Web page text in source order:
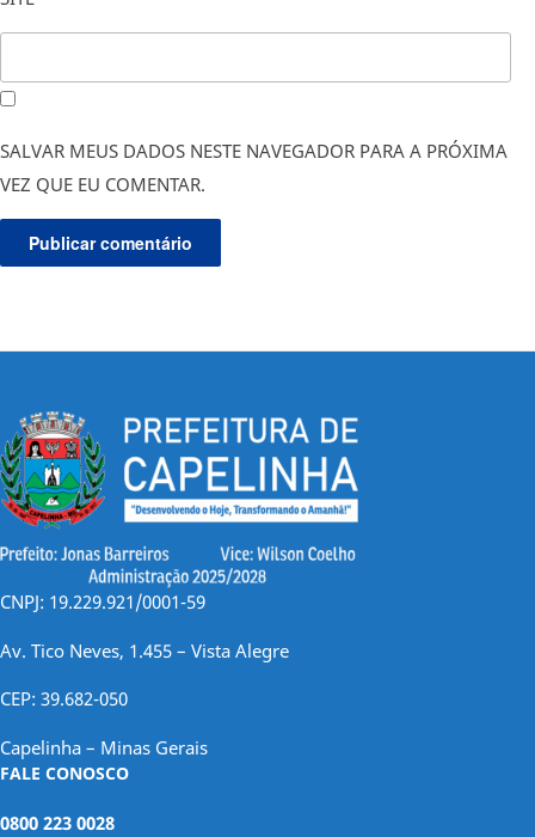
SALVAR MEUS DADOS NESTE NAVEGADOR PARA A PRÓXIMA
VEZ QUE EU COMENTAR.
CNPJ: 19.229.921/0001-59
Av. Tico Neves, 1.455 – Vista Alegre
CEP: 39.682-050
Capelinha – Minas Gerais
FALE CONOSCO
0800 223 0028